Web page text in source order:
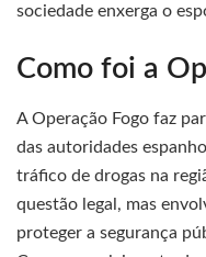
sociedade enxerga o
Como foi a
A Operação Fogo faz
das autoridades
tráfico de drogas na
questão legal, mas
proteger a segurança